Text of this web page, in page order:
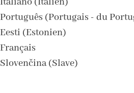
Português (Portugais - du
Eesti (Estonien)
Français
Slovenčina(Slave)